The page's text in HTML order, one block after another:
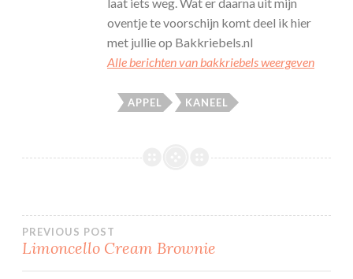
oventje te voorschijn komt deel ik hier
met jullie op Bakkriebels.nl
Alle berichten van bakkriebels weergeven
APPEL KANEEL
Bericht
PREVIOUS POST
Limoncello Cream Brownie